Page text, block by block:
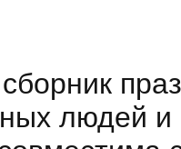
людей и